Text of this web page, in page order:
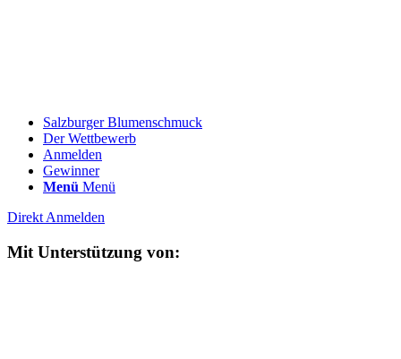
Salzburger Blumenschmuck
Der Wettbewerb
Anmelden
Gewinner
Menü Menü
Direkt Anmelden
Mit Unterstützung von: